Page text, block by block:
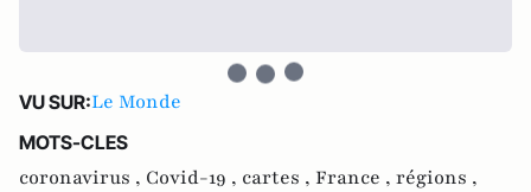
VU SUR:Le Monde
MOTS-CLES
coronavirus , Covid-19 , cartes , France , régions ,